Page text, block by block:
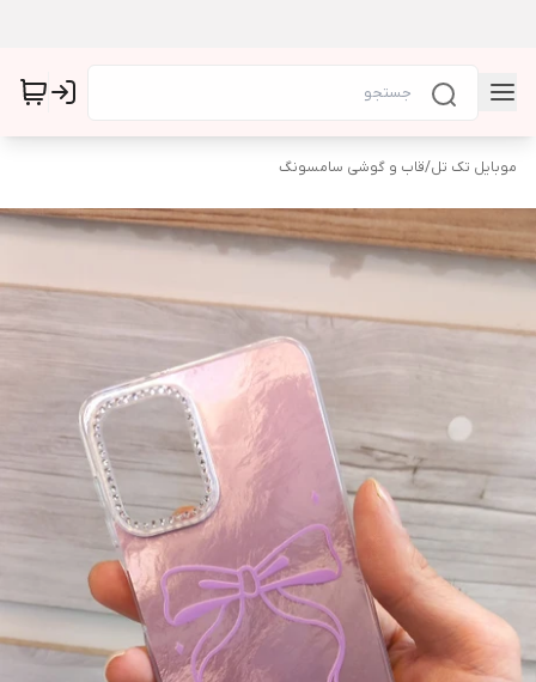
موبایل تک تل/قاب و گوشی سامسونگ